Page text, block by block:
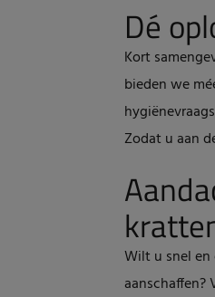
Dé
Kort
bieden we
Zodat u aan
Wilt u snel en
aanschaffen?